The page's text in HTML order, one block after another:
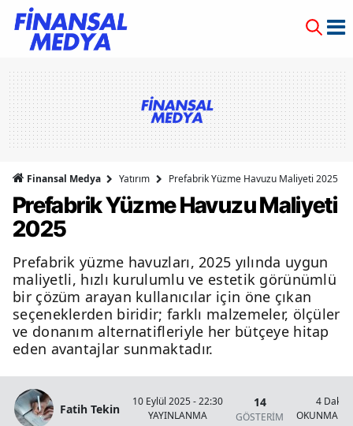
Finansal Medya Yatırım Prefabrik Yüzme Havuzu Maliyeti 2025
Prefabrik Yüzme Havuzu Maliyeti
2025
Prefabrik yüzme havuzları, 2025 yılında uygun
maliyetli, hızlı kurulumlu ve estetik görünümlü
bir çözüm arayan kullanıcılar için öne çıkan
seçeneklerden biridir; farklı malzemeler, ölçüler
ve donanım alternatifleriyle her bütçeye hitap
eden avantajlar sunmaktadır.
Fatih Tekin
10 Eylül 2025 - 22:30
YAYINLANMA
14
GÖSTERİM
4 Dakika
OKUNMA